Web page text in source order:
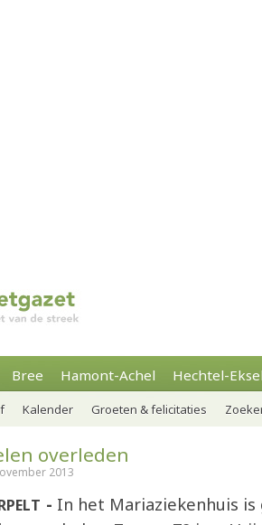
Bree Hamont-Achel Hechtel-
Kalender Groeten & felicitaties
overleden
2013
In het Mariaziekenhuis